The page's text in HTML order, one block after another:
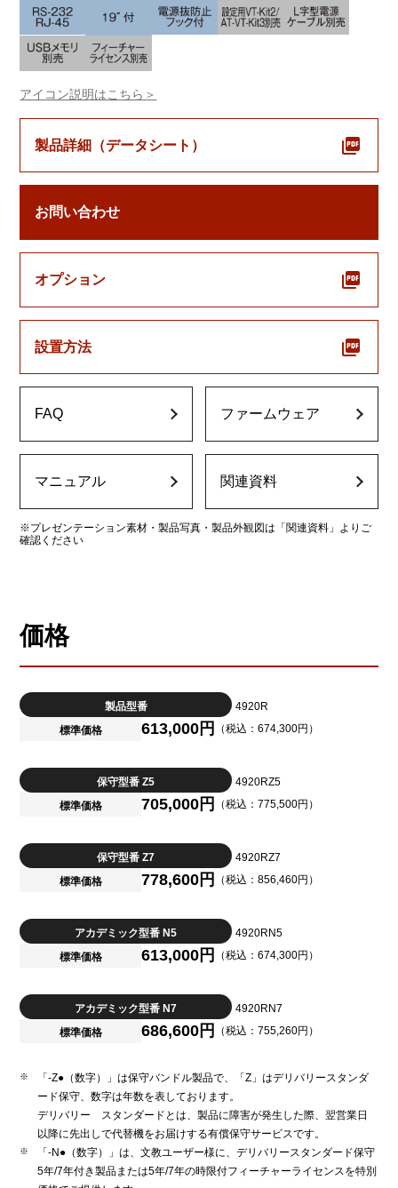
アイコン説明はこちら＞
製品詳細（データシート）
お問い合わせ
オプション
設置方法
FAQ ファームウェア
マニュアル 関連資料
※プレゼンテーション素材・製品写真・製品外観図は「関連資料」よりご
確認ください
価格
製品型番
4920R
標準価格
613,000円 （税込：674,300円）
保守型番 Z5
4920RZ5
標準価格
705,000円 （税込：775,500円）
保守型番 Z7
4920RZ7
標準価格
778,600円 （税込：856,460円）
アカデミック型番 N5
4920RN5
標準価格
613,000円 （税込：674,300円）
アカデミック型番 N7
4920RN7
標準価格
686,600円 （税込：755,260円）
「-Z●（数字）」は保守バンドル製品で、「Z」はデリバリースタンダ
ード保守、数字は年数を表しております。
デリバリー スタンダードとは、製品に障害が発生した際、翌営業日
以降に先出しで代替機をお届けする有償保守サービスです。
「-N●（数字）」は、文教ユーザー様に、デリバリースタンダード保守
5年/7年付き製品または5年/7年の時限付フィーチャーライセンスを特別